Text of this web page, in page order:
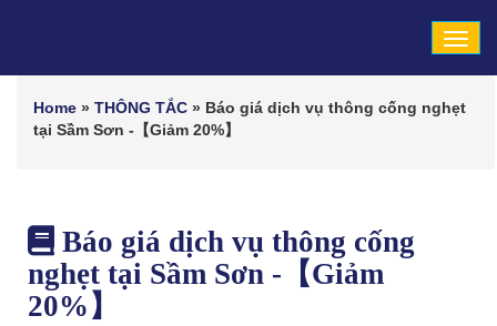
Home » THÔNG TẮC » Báo giá dịch vụ thông cống nghẹt
tại Sầm Sơn -【Giảm 20%】
Báo giá dịch vụ thông cống
nghẹt tại Sầm Sơn -【Giảm
20%】